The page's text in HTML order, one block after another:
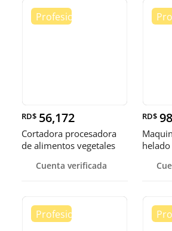
RD$ 56,172
Cortadora procesadora
de alimentos vegetales
Cuenta verificada
RD$